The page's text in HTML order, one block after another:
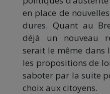
en place de
dures. Quant au
déjà un nouveau
serait le même dans
les propositions de
saboter par la suite
choix aux citoyens.